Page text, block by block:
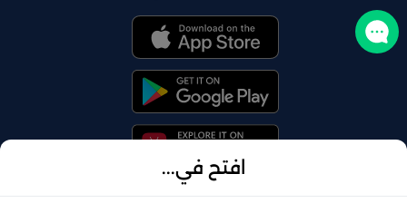
افتح في...
تواصل معنا